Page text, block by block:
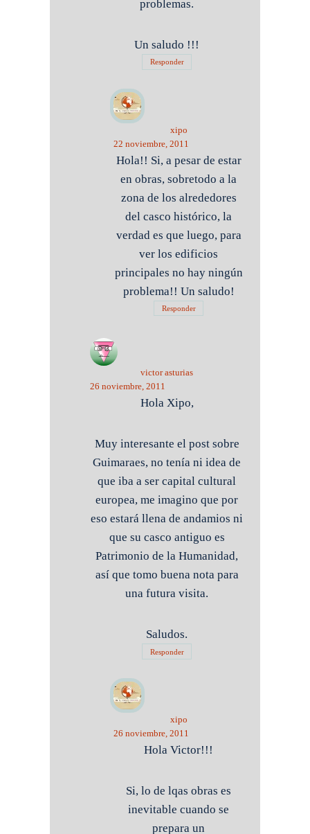
problemas.
Un saludo !!!
Responder
xipo
22 noviembre, 2011
Hola!! Si, a pesar de estar
en obras, sobretodo a la
zona de los alrededores
del casco histórico, la
verdad es que luego, para
ver los edificios
principales no hay ningún
problema!! Un saludo!
Responder
victor asturias
26 noviembre, 2011
Hola Xipo,
Muy interesante el post sobre
Guimaraes, no tenía ni idea de
que iba a ser capital cultural
europea, me imagino que por
eso estará llena de andamios ni
que su casco antiguo es
Patrimonio de la Humanidad,
así que tomo buena nota para
una futura visita.
Saludos.
Responder
xipo
26 noviembre, 2011
Hola Victor!!!
Si, lo de lqas obras es
inevitable cuando se
prepara un